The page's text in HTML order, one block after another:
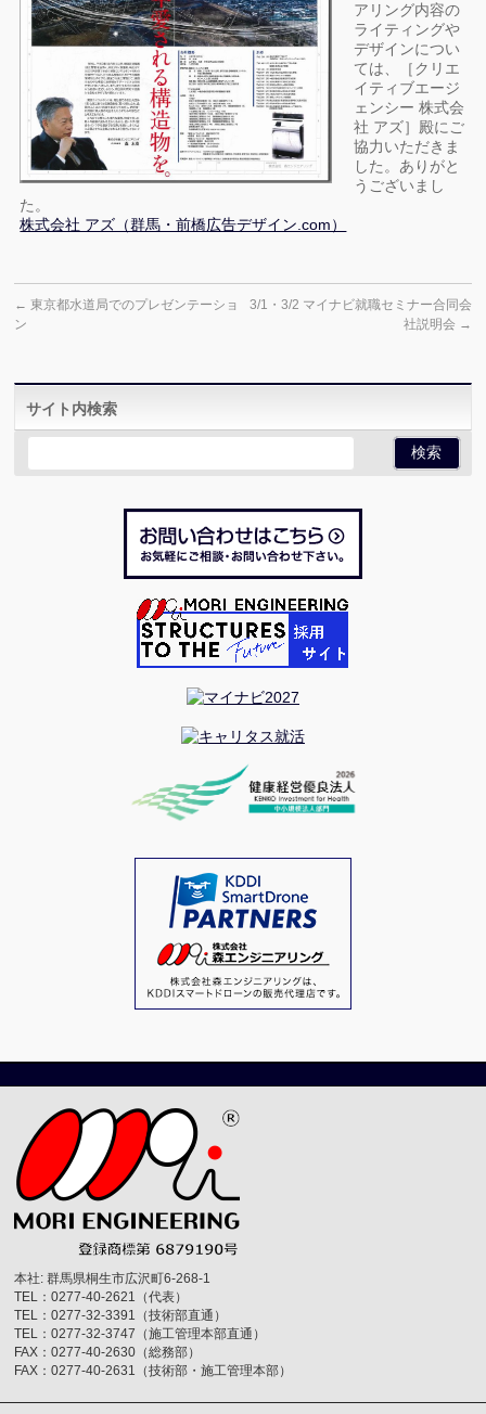
アリング内容の
ライティングや
デザインについ
ては、［クリエ
イティブエージ
ェンシー 株式会
社 アズ］殿にご
協力いただきま
した。ありがと
うございまし
た。
株式会社 アズ（群馬・前橋広告デザイン.com）
← 東京都水道局でのプレゼンテーショ
ン
3/1・3/2 マイナビ就職セミナー合同会
社説明会 →
サイト内検索
本社: 群馬県桐生市広沢町6-268-1
TEL：0277-40-2621（代表）
TEL：0277-32-3391（技術部直通）
TEL：0277-32-3747（施工管理本部直通）
FAX：0277-40-2630（総務部）
FAX：0277-40-2631（技術部・施工管理本部）